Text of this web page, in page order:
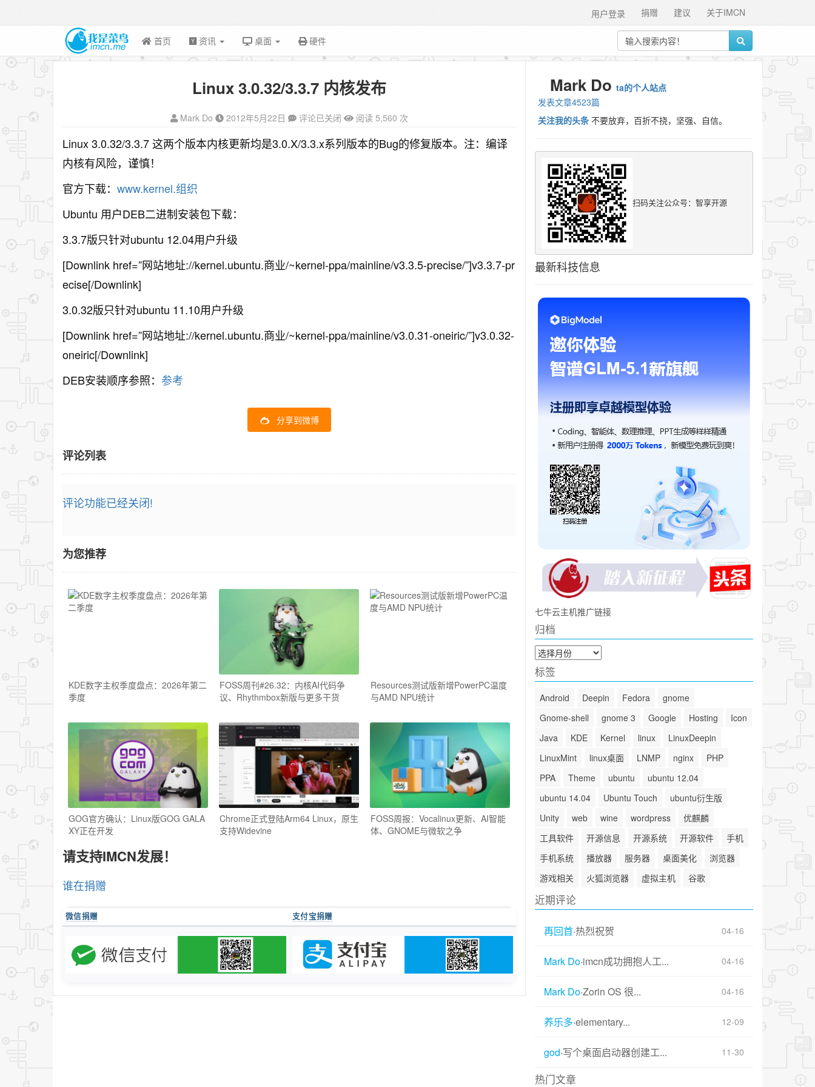
关于IMCN
建议
捐赠
用户登录
首页 资讯 桌面 硬件
Linux 3.0.32/3.3.7 内核发布
Mark Do 2012年5月22日 评论已关闭 阅读 5,560 次
Linux 3.0.32/3.3.7 这两个版本内核更新均是3.0.X/3.3.x系列版本的Bug的修复版本。注：编译
内核有风险，谨慎！
官方下载： www.kernel.组织
Ubuntu 用户DEB二进制安装包下载：
3.3.7版只针对ubuntu 12.04用户升级
[Downlink href=”网站地址://kernel.ubuntu.商业/~kernel-ppa/mainline/v3.3.5-precise/”]v3.3.7-pr
ecise[/Downlink]
3.0.32版只针对ubuntu 11.10用户升级
[Downlink href=”网站地址://kernel.ubuntu.商业/~kernel-ppa/mainline/v3.0.31-oneiric/”]v3.0.32-
oneiric[/Downlink]
DEB安装顺序参照： 参考
分享到微博
评论列表
评论功能已经关闭!
为您推荐
KDE数字主权季度盘点：2026年第二
季度
FOSS周刊#26.32：内核AI代码争
议、Rhythmbox新版与更多干货
Resources测试版新增PowerPC温度
与AMD NPU统计
GOG官方确认：Linux版GOG GALA
XY正在开发
Chrome正式登陆Arm64 Linux，原生
支持Widevine
FOSS周报：Vocalinux更新、AI智能
体、GNOME与微软之争
请支持IMCN发展！
谁在捐赠
微信捐赠 支付宝捐赠
Mark Do ta的个人站点
发表文章4523篇
关注我的头条 不要放弃，百折不挠，坚强、自信。
扫码关注公众号：智享开源
最新科技信息
七牛云主机推广链接
归档
归
档
标签
Android Deepin Fedora
gnome
Gnome-shell
gnome 3 Google Hosting
Icon
Java
KDE Kernel linux
LinuxDeepin
LinuxMint
linux桌面 LNMP nginx
PHP
PPA
Theme ubuntu
ubuntu 12.04
ubuntu 14.04
Ubuntu Touch
ubuntu衍生版
Unity
web wine wordpress
优麒麟
工具软件
开源信息 开源系统 开源软件
手机
手机系统
播放器 服务器 桌面美化
浏览器
游戏相关
火狐浏览器 虚拟主机 谷歌
近期评论
再回首·热烈祝贺 04-16
Mark Do·imcn成功拥抱人工... 04-16
Mark Do·Zorin OS 很... 04-16
养乐多·elementary... 12-09
god·写个桌面启动器创建工... 11-30
热门文章